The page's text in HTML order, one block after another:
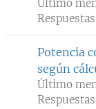
Último
Potencia
según
Último